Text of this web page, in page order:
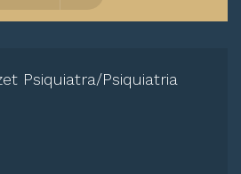
Psiquiatra/Psiquiatria